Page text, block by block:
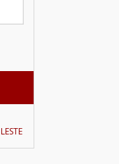
LESTE